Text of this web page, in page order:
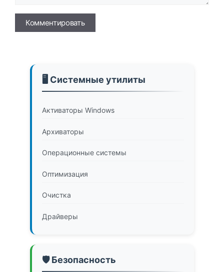
Имя
🖥️ Системные утилиты
Активаторы Windows
Архиваторы
Операционные системы
Оптимизация
Очистка
Драйверы
🛡️ Безопасность